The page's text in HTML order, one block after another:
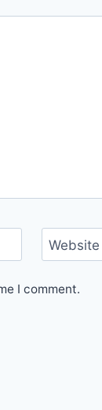
Website
I comment.